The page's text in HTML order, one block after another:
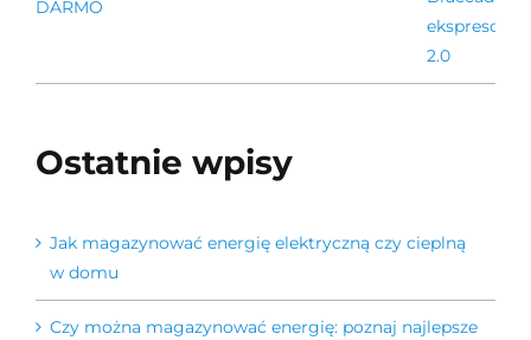
DARMO
Ostatnie wpisy
Jak magazynować energię elektryczną czy cieplną
w domu
Czy można magazynować energię: poznaj najlepsze